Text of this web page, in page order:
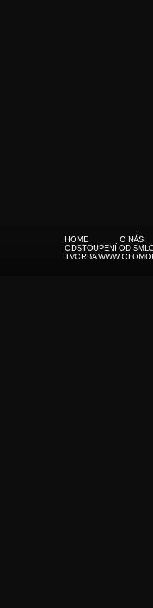
HOME
O NÁS
ODSTOUPENÍ OD
TVORBA WWW